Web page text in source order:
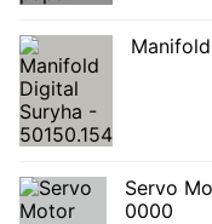
Servo
0000